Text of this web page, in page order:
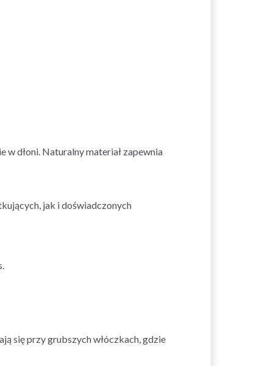
w dłoni. Naturalny materiał zapewnia
jak i doświadczonych
się przy grubszych włóczkach, gdzie